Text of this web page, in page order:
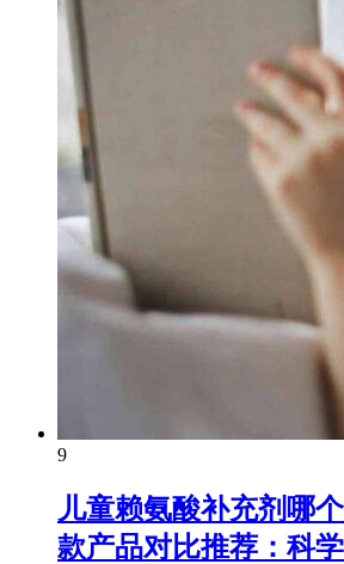
9
儿童赖氨酸补充剂哪
款产品对比推荐：科